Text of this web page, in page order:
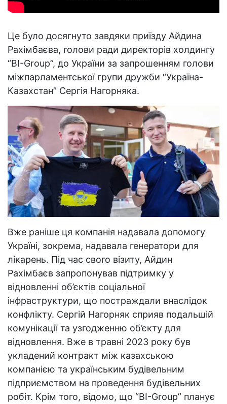
Це було досягнуто завдяки приїзду Айдина
Рахімбаєва, голови ради директорів холдингу
“BІ-Group”, до України за запрошенням голови
міжпарламентської групи дружби “Україна-
Казахстан” Сергія Нагорняка.
Вже раніше ця компанія надавала допомогу
Україні, зокрема, надавала генератори для
лікарень. Під час свого візиту, Айдин
Рахімбаєв запропонував підтримку у
відновленні об’єктів соціальної
інфраструктури, що постраждали внаслідок
конфлікту. Сергій Нагорняк сприяв подальшій
комунікації та узгодженню об’єкту для
відновлення. Вже в травні 2023 року був
укладений контракт між казахською
компанією та українським будівельним
підприємством на проведення будівельних
робіт. Крім того, відомо, що “BІ-Group” планує